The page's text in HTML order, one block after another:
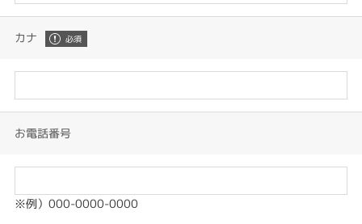
カナ
お電話番号
※例）000-0000-0000